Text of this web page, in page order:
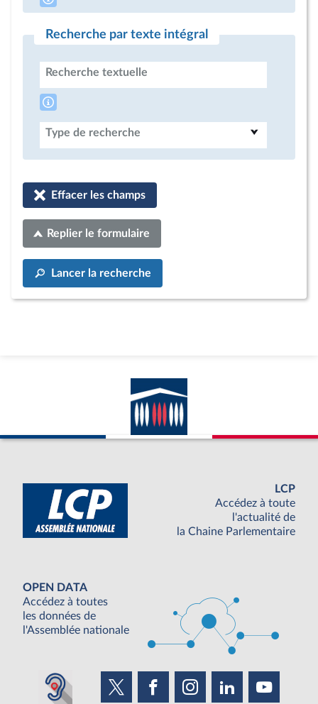
Recherche par texte intégral
Recherche textuelle
Type de recherche
Effacer les champs
Replier le formulaire
Lancer la recherche
LCP
Accédez à toute
l'actualité de
la Chaine Parlementaire
OPEN DATA
Accédez à toutes
les données de
l'Assemblée nationale